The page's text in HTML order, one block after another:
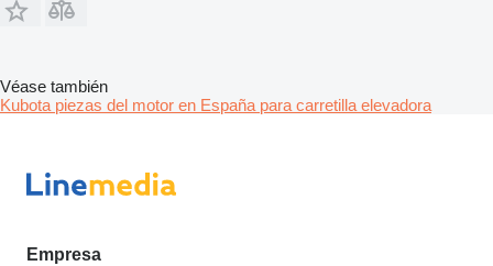
Véase también
Kubota piezas del motor en España para carretilla elevadora
Empresa